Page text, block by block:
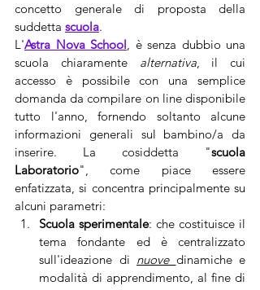
concetto generale di proposta della
suddetta scuola.
L'Astra Nova School, è senza dubbio una
scuola chiaramente alternativa, il cui
accesso è possibile con una semplice
domanda da compilare on line disponibile
tutto l'anno, fornendo soltanto alcune
informazioni generali sul bambino/a da
inserire. La cosiddetta "scuola
Laboratorio", come piace essere
enfatizzata, si concentra principalmente su
alcuni parametri:
Scuola sperimentale: che costituisce il
tema fondante ed è centralizzato
sull'ideazione di nuove dinamiche e
modalità di apprendimento, al fine di